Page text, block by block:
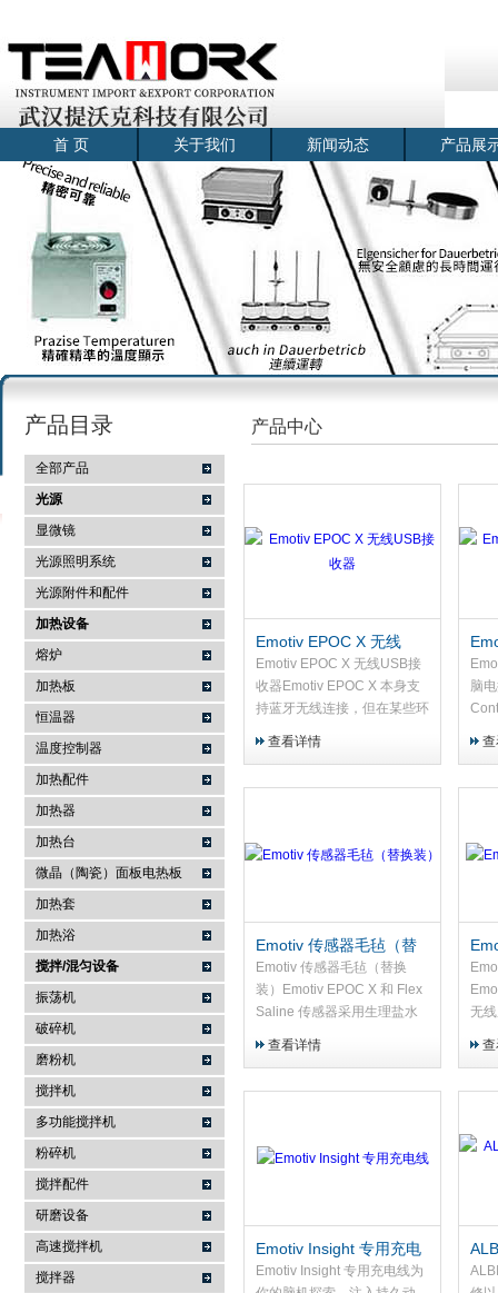
武汉提沃克科技有限公司
首 页 关于我们 新闻动态 产品展
产品目录
全部产品
光源
显微镜
光源照明系统
光源附件和配件
加热设备
熔炉
加热板
恒温器
温度控制器
加热配件
加热器
加热台
微晶（陶瓷）面板电热板
加热套
加热浴
搅拌/混匀设备
振荡机
破碎机
磨粉机
搅拌机
多功能搅拌机
粉碎机
搅拌配件
研磨设备
高速搅拌机
搅拌器
产品中心
Emotiv EPOC X 无线
USB接收器
Emotiv EPOC X 无线USB接
收器Emotiv EPOC X 本身支
持蓝牙无线连接，但在某些环
无线设备共存的场所，或对数
查看详情
2.0
脑
Emotiv 传感器毛毡（替
换装）
Emotiv 传感器毛毡（替换
装）Emotiv EPOC X 和 Flex
Saline 传感器采用生理盐水
水的载体。它像一座微小的桥
查看详情
护
无
Emotiv Insight 专用充电
线
Emotiv Insight 专用充电线为
持